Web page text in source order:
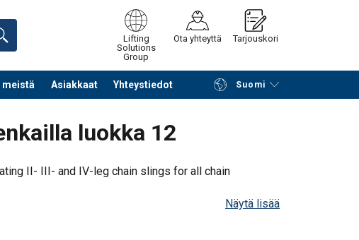
Lifting
Solutions
Group
Ota yhteyttä Tarjouskori
meistä Asiakkaat Yhteystiedot Suomi
Jatka selailua Tuotekoriin
luokka 12
II- III- and IV-leg chain slings for all chain
Näytä lisää